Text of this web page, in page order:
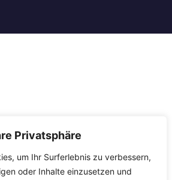
Privatsphäre
um Ihr Surferlebnis zu verbessern,
oder Inhalte einzusetzen und